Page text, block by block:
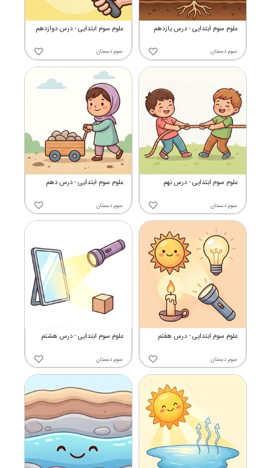
علوم سوم ابتدایی - درس دوازدهم
سوم دبستان
علوم سوم ابتدایی - درس یازدهم
سوم دبستان
علوم سوم ابتدایی - درس دهم
سوم دبستان
علوم سوم ابتدایی - درس نهم
سوم دبستان
علوم سوم ابتدایی - درس هشتم
سوم دبستان
علوم سوم ابتدایی - درس هفتم
سوم دبستان